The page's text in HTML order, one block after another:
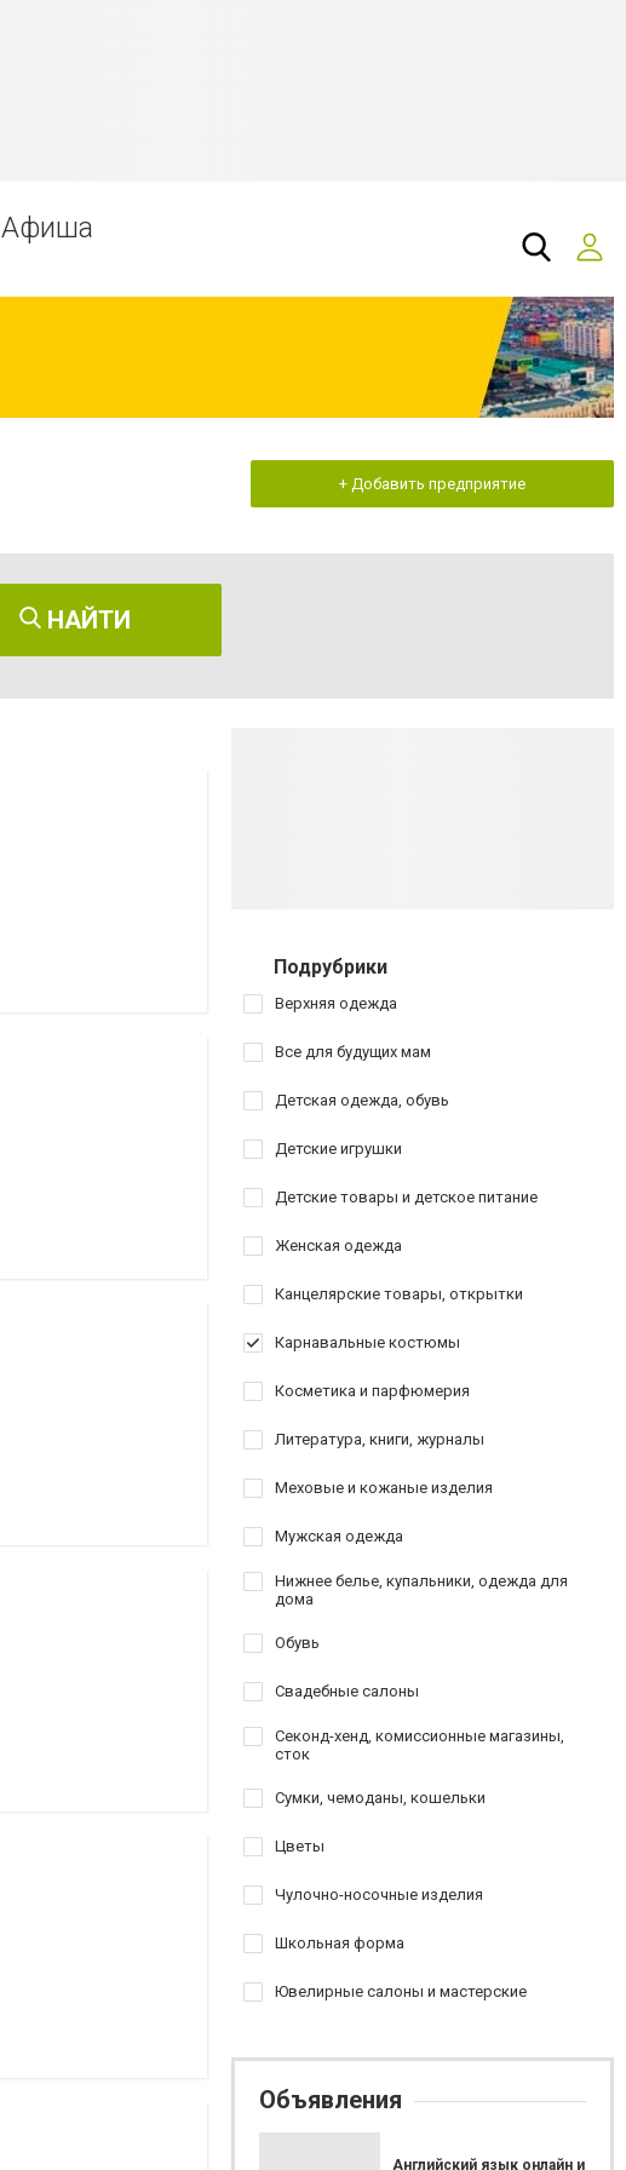
Афиша
+ Добавить предприятие
НАЙТИ
Подрубрики
Верхняя одежда
Все для будущих мам
Детская одежда, обувь
Детские игрушки
Детские товары и детское питание
Женская одежда
Канцелярские товары, открытки
Карнавальные костюмы
Косметика и парфюмерия
Литература, книги, журналы
Меховые и кожаные изделия
Мужская одежда
Нижнее белье, купальники, одежда для
дома
Обувь
Свадебные салоны
Секонд-хенд, комиссионные магазины,
сток
Сумки, чемоданы, кошельки
Цветы
Чулочно-носочные изделия
Школьная форма
Ювелирные салоны и мастерские
Объявления
Английский язык онлайн и